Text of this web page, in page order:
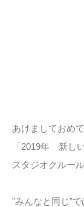
あけましておめ
「2019年 新し
スタジオクルー
”みんなと同じ”